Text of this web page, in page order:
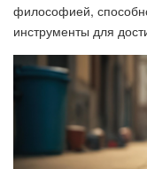
философией,
инструменты для